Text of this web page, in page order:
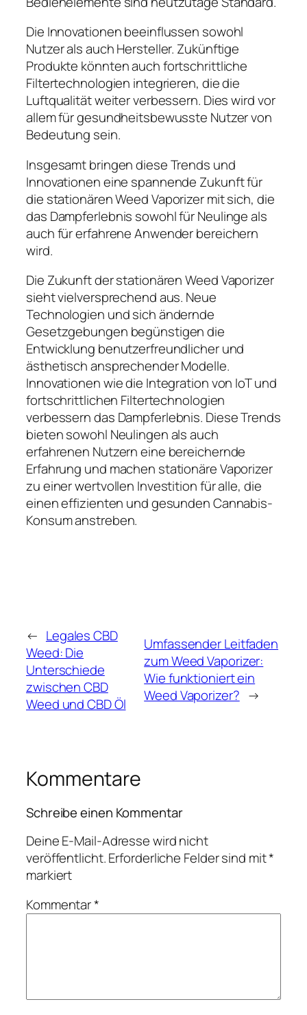
Die Innovationen beeinflussen sowohl
Nutzer als auch Hersteller. Zukünftige
Produkte könnten auch fortschrittliche
Filtertechnologien integrieren, die die
Luftqualität weiter verbessern. Dies wird vor
allem für gesundheitsbewusste Nutzer von
Bedeutung sein.
Insgesamt bringen diese Trends und
Innovationen eine spannende Zukunft für
die stationären Weed Vaporizer mit sich, die
das Dampferlebnis sowohl für Neulinge als
auch für erfahrene Anwender bereichern
wird.
Die Zukunft der stationären Weed Vaporizer
sieht vielversprechend aus. Neue
Technologien und sich ändernde
Gesetzgebungen begünstigen die
Entwicklung benutzerfreundlicher und
ästhetisch ansprechender Modelle.
Innovationen wie die Integration von IoT und
fortschrittlichen Filtertechnologien
verbessern das Dampferlebnis. Diese Trends
bieten sowohl Neulingen als auch
erfahrenen Nutzern eine bereichernde
Erfahrung und machen stationäre Vaporizer
zu einer wertvollen Investition für alle, die
einen effizienten und gesunden Cannabis-
Konsum anstreben.
← Legales CBD
Weed: Die
Unterschiede
zwischen CBD
Weed und CBD Öl
Umfassender Leitfaden
zum Weed Vaporizer:
Wie funktioniert ein
Weed Vaporizer? →
Kommentare
Schreibe einen Kommentar
Deine E-Mail-Adresse wird nicht
veröffentlicht.Erforderliche Felder sind mit*
markiert
Kommentar*